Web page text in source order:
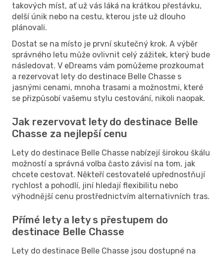
takových míst, ať už vás láká na krátkou přestávku,
delší únik nebo na cestu, kterou jste už dlouho
plánovali.
Dostat se na místo je první skutečný krok. A výběr
správného letu může ovlivnit celý zážitek, který bude
následovat. V eDreams vám pomůžeme prozkoumat
a rezervovat lety do destinace Belle Chasse s
jasnými cenami, mnoha trasami a možnostmi, které
se přizpůsobí vašemu stylu cestování, nikoli naopak.
Jak rezervovat lety do destinace Belle
Chasse za nejlepší cenu
Lety do destinace Belle Chasse nabízejí širokou škálu
možností a správná volba často závisí na tom, jak
chcete cestovat. Někteří cestovatelé upřednostňují
rychlost a pohodlí, jiní hledají flexibilitu nebo
výhodnější cenu prostřednictvím alternativních tras.
Přímé lety a lety s přestupem do
destinace Belle Chasse
Lety do destinace Belle Chasse jsou dostupné na